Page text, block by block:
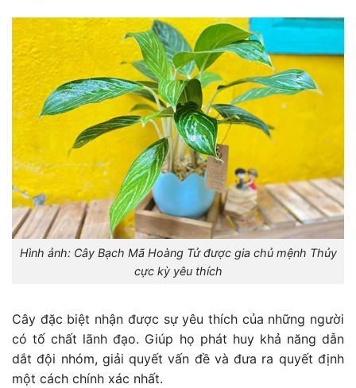
Hình ảnh: Cây Bạch Mã Hoàng Tử được gia chủ mệnh Thủy
cực kỳ yêu thích
Cây đặc biệt nhận được sự yêu thích của những người
có tố chất lãnh đạo. Giúp họ phát huy khả năng dẫn
dắt đội nhóm, giải quyết vấn đề và đưa ra quyết định
một cách chính xác nhất.